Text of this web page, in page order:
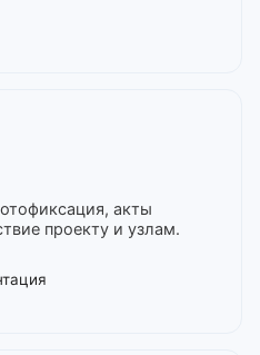
акты
проекту и узлам.